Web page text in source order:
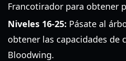
Francotirador para obtener
Niveles 16-25: Pásate al
obtener las capacidades de
Bloodwing.